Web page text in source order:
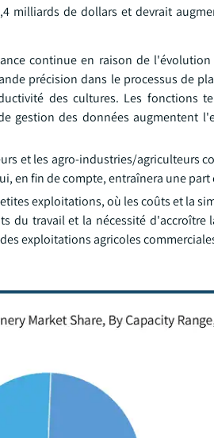
de dollars et devrait
continue en raison de
précision dans le processus de
des cultures. Les fonctions
gestion des données augmentent
et les agro-industries/agriculteurs
en fin de compte, entraînera une
exploitations, où les coûts et la
du travail et la nécessité
exploitations agricoles